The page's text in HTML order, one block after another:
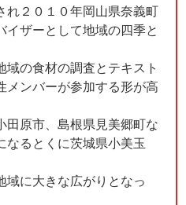
れ２０１０年岡山県奈義町
ザーとして地域の四季と
の食材の調査とテキスト
メンバーが参加する形が高
田原市、島根県見美郷町な
なるとくに茨城県小美玉
域に大きな広がりとなっ